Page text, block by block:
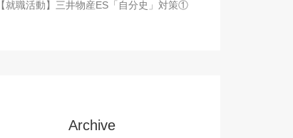
【就職活動】三井物産ES「自分史」対策①
Archive